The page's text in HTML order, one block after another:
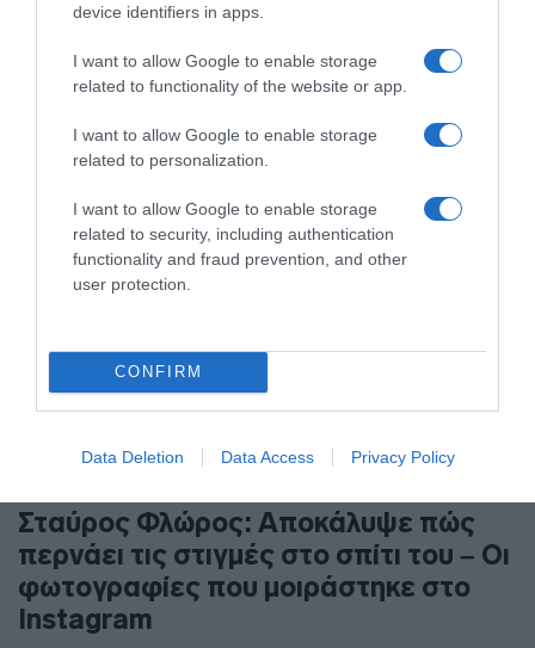
device identifiers in apps.
I want to allow Google to enable storage
related to functionality of the website or app.
I want to allow Google to enable storage
related to personalization.
I want to allow Google to enable storage
related to security, including authentication
functionality and fraud prevention, and other
user protection.
CONFIRM
Data Deletion Data Access Privacy Policy
LIFESTYLE
Σταύρος Φλώρος: Αποκάλυψε πώς
περνάει τις στιγμές στο σπίτι του – Οι
φωτογραφίες που μοιράστηκε στο
Instagram